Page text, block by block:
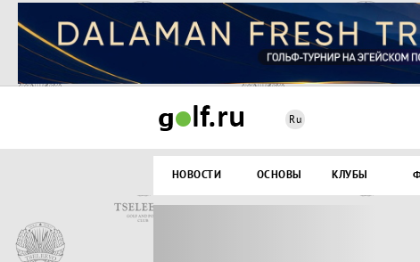
Ru
НОВОСТИ ОСНОВЫ КЛУБЫ